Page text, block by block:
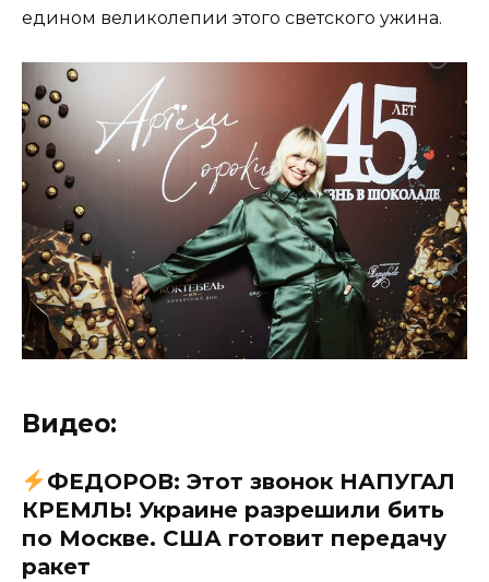
едином великолепии этого светского ужина.
Видео:
ФЕДОРОВ: Этот звонок НАПУГАЛ
КРЕМЛЬ! Украине разрешили бить
по Москве. США готовит передачу
ракет